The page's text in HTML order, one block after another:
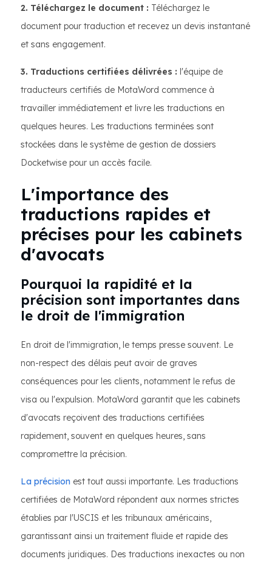
2. Téléchargez le document : Téléchargez le
document pour traduction et recevez un devis instantané
et sans engagement.
3. Traductions certifiées délivrées : l'équipe de
traducteurs certifiés de MotaWord commence à
travailler immédiatement et livre les traductions en
quelques heures. Les traductions terminées sont
stockées dans le système de gestion de dossiers
Docketwise pour un accès facile.
L'importance des
traductions rapides et
précises pour les cabinets
d'avocats
Pourquoi la rapidité et la
précision sont importantes dans
le droit de l'immigration
En droit de l'immigration, le temps presse souvent. Le
non-respect des délais peut avoir de graves
conséquences pour les clients, notamment le refus de
visa ou l'expulsion. MotaWord garantit que les cabinets
d'avocats reçoivent des traductions certifiées
rapidement, souvent en quelques heures, sans
compromettre la précision.
La précision est tout aussi importante. Les traductions
certifiées de MotaWord répondent aux normes strictes
établies par l'USCIS et les tribunaux américains,
garantissant ainsi un traitement fluide et rapide des
documents juridiques. Des traductions inexactes ou non